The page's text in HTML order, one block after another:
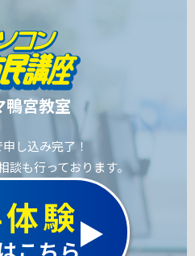
鴨宮教室
し込み完了！
談も行っております。
験
こちら